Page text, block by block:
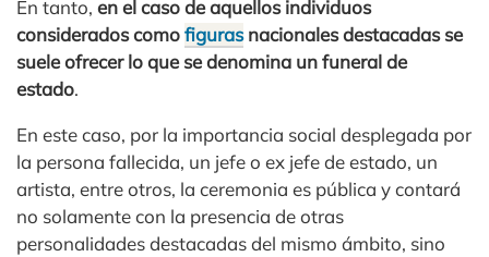
En tanto, en el caso de aquellos individuos
considerados comofigurasnacionales destacadas se
suele ofrecer lo que se denomina un funeral de
estado.
En este caso, por la importancia social desplegada por
la persona fallecida, un jefe o ex jefe de estado, un
artista, entre otros, la ceremonia es pública y contará
no solamente con la presencia de otras
personalidades destacadas del mismo ámbito, sino